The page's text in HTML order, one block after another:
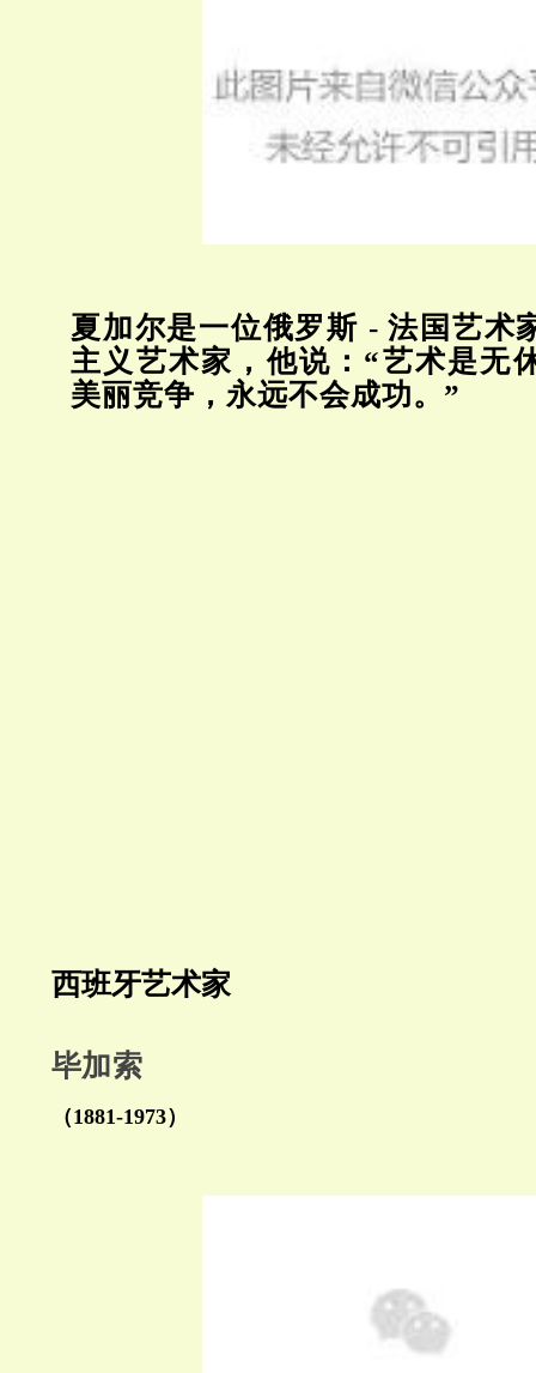
夏加尔是一位俄罗斯 - 法国艺术
主义艺术家，他说：“艺术是无
美丽竞争，永远不会成功。”
西班牙艺术家
毕加索
（1881-1973）